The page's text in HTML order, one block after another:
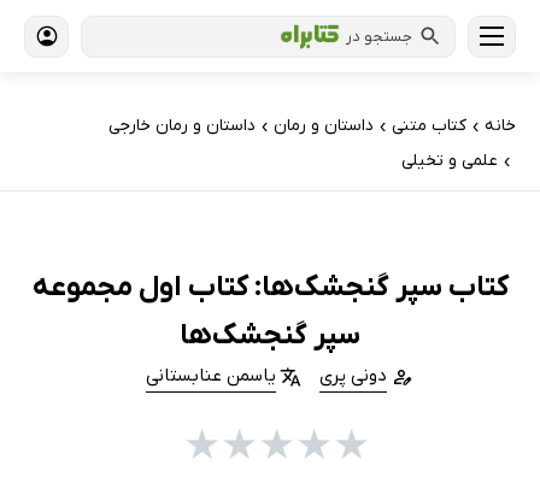
جستجو در
خانه › کتاب‌ متنی › داستان و رمان › داستان و رمان خارجی
› علمی و تخیلی
کتاب سپر گنجشک‌ها: کتاب اول مجموعه
سپر گنجشک‌ها
دونی پری یاسمن عنابستانی
★
★
★
★
★